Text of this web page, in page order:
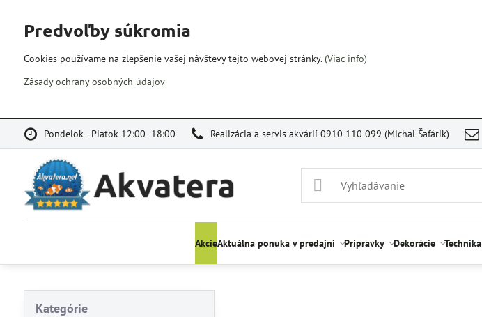
Pondelok - Piatok 12:00 -18:00 Realizácia a servis akvárií 0910 110 099 (Michal Šafárik)
AkcieAktuálna ponuka v predajni Prípravky Dekorácie Technika
Kategórie
Predvoľby súkromia
Cookies používame na zlepšenie vašej návštevy tejto webovej stránky.(Viac info)
Zásady ochrany osobných údajov